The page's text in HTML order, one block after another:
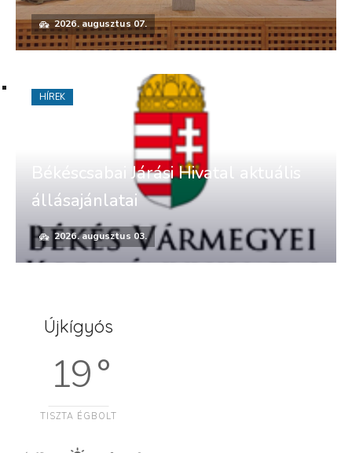
2026. augusztus 07.
Békéscsabai Járási Hivatal aktuális
állásajánlatai
2026. augusztus 03.
HÍREK
Újkígyós
19 °
TISZTA ÉGBOLT